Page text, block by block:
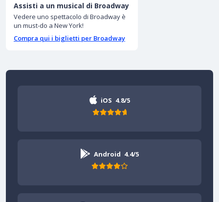
Assisti a un musical di Broadway
Vedere uno spettacolo di Broadway è
un must-do a New York!
Compra qui i biglietti per Broadway
iOS 4.8/5
Android 4.4/5